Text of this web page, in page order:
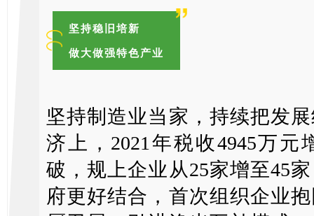
坚持稳旧培新
做大做强特色产业
坚持制造业当家，持续把发
济上，2021年税收4945万元
破，规上企业从25家增至45
府更好结合，首次组织企业